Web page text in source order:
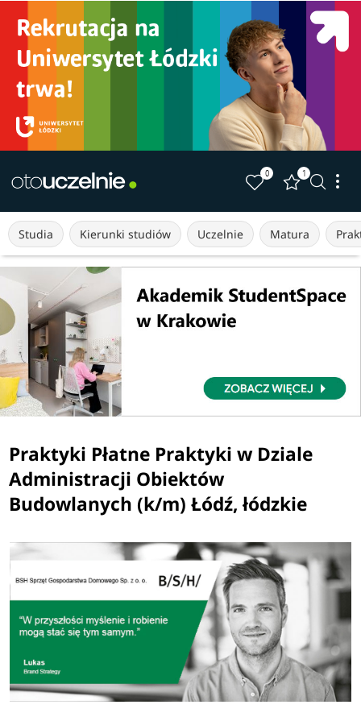
0 1
Studia Kierunki studiów Uczelnie Matura
Praktyki Płatne Praktyki w Dziale
Administracji Obiektów
Budowlanych (k/m) Łódź, łódzkie